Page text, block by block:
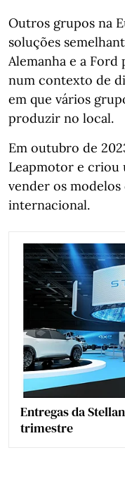
Outros grupos na
soluções
Alemanha e a Ford
num contexto de
em que vários
produzir no local.
Em outubro de
Leapmotor e criou
vender os
internacional.
Entregas da
trimestre